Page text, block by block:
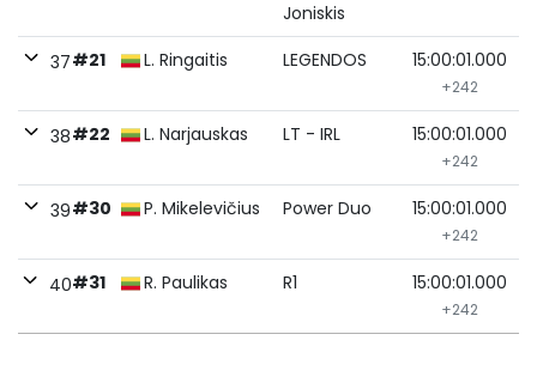
Joniskis
37#21 L. Ringaitis LEGENDOS 15:00:01.000
+242
38#22 L. Narjauskas LT - IRL 15:00:01.000
+242
39#30 P. Mikelevičius Power Duo 15:00:01.000
+242
40#31 R. Paulikas R1 15:00:01.000
+242